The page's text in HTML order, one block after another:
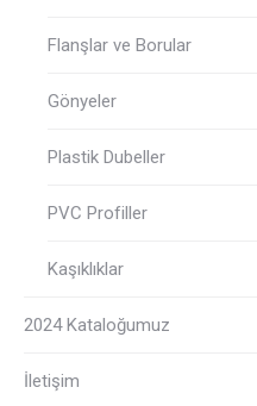
Flanşlar ve Borular
Gönyeler
Plastik Dubeller
PVC Profiller
Kaşıklıklar
2024 Kataloğumuz
İletişim